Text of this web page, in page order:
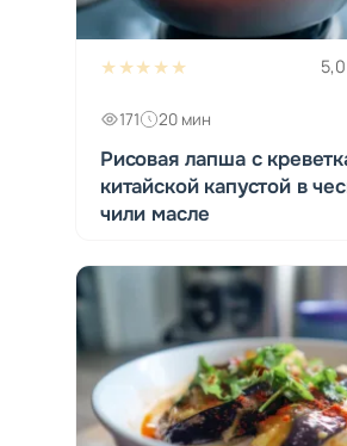
★★★★★
171 20 мин
Рисовая лапша с
китайской капустой в
чили масле